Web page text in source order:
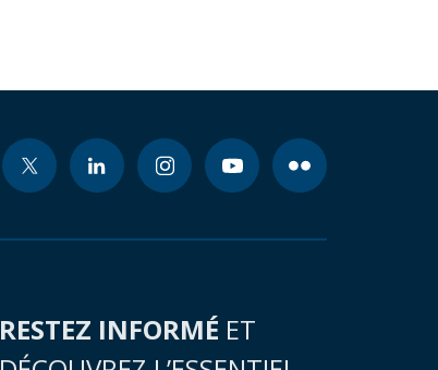
RESTEZ INFORMÉ ET